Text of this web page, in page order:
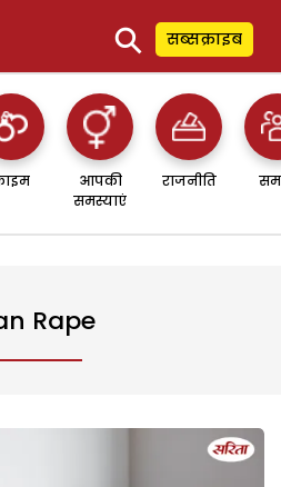
⚲ सब्सक्राइब
आपकी
समस्याएं
राजनीति
Rape